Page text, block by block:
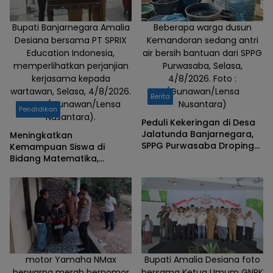
Bupati Banjarnegara Amalia
Desiana bersama PT SPRIX
Education Indonesia,
memperlihatkan perjanjian
kerjasama kepada
wartawan, Selasa, 4/8/2026.
Foto : (Gunawan/Lensa
Nusantara).
Pendidikan
Meningkatkan
Kemampuan Siswa di
Bidang Matematika,
Teken MOu dengan PT
SPRIX Asal Jepang
Beberapa warga dusun
Kemandoran sedang antri
air bersih bantuan dari SPPG
Purwasaba, Selasa,
4/8/2026. Foto :
(Gunawan/Lensa
Nusantara)
Berita
Peduli Kekeringan di Desa
Jalatunda Banjarnegara,
SPPG Purwasaba Droping
motor Yamaha NMax
Bupati Amalia Desiana foto